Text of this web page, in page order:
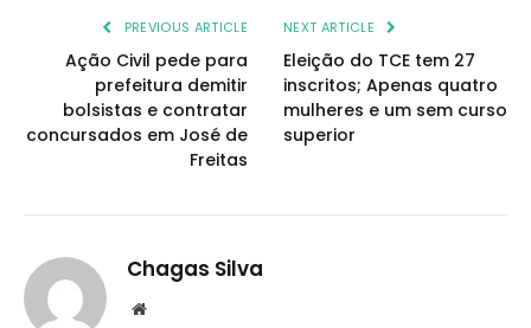
PREVIOUS ARTICLE
Ação Civil pede para
prefeitura demitir
bolsistas e contratar
concursados em José de
Freitas
NEXT ARTICLE
Eleição do TCE tem 27
inscritos; Apenas quatro
mulheres e um sem curso
superior
Chagas Silva
Website